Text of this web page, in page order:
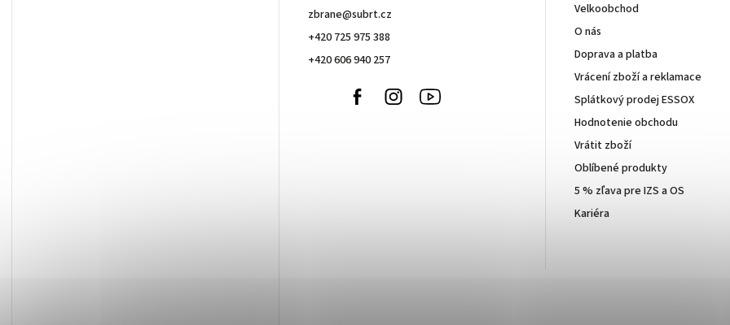
zbrane@subrt.cz
+420 725 975 388
+420 606 940 257
+420
Facebook Instagram
Velkoobchod
O nás
Doprava a platba
Vrácení zboží a reklamace
Splátkový prodej ESSOX
Hodnotenie obchodu
Vrátit zboží
Oblíbené produkty
5 % zľava pre IZS a OS
Kariéra